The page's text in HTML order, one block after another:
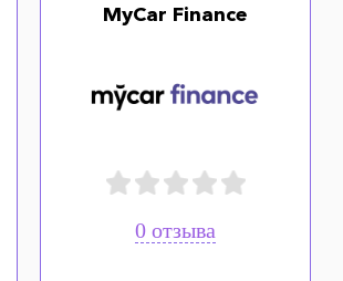
MyCar Finance
0 отзыва